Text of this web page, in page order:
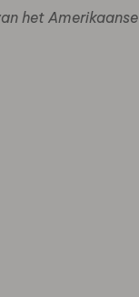
het Amerikaanse